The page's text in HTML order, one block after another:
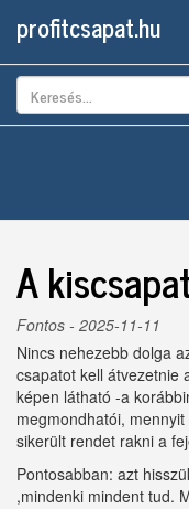
profitcsapat.hu
A
Fontos - 2025-11-11
Nincs nehezebb dolga
csapatot kell átvezetnie
képen látható -a
megmondhatói,
sikerült rendet rakni a
Pontosabban: azt
,mindenki mindent tud.